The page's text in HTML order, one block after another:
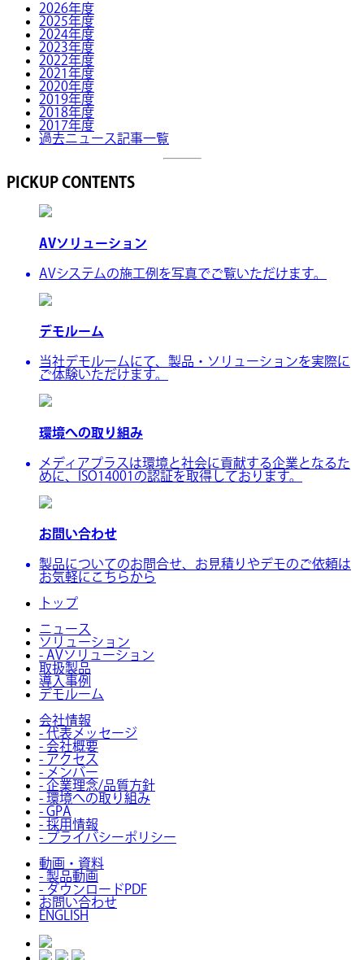
2026年度
2025年度
2024年度
2023年度
2022年度
2021年度
2020年度
2019年度
2018年度
2017年度
過去ニュース記事一覧
PICKUP CONTENTS
AVソリューション
AVシステムの施工例を写真でご覧いただけます。
デモルーム
当社デモルームにて、製品・ソリューションを実際に
ご体験いただけます。
環境への取り組み
メディアプラスは環境と社会に貢献する企業となるた
めに、ISO14001の認証を取得しております。
お問い合わせ
製品についてのお問合せ、お見積りやデモのご依頼は
お気軽にこちらから
トップ
ニュース
ソリューション
- AVソリューション
取扱製品
導入事例
デモルーム
会社情報
- 代表メッセージ
- 会社概要
- アクセス
- メンバー
- 企業理念/品質方針
- 環境への取り組み
- GPA
- 採用情報
- プライバシーポリシー
動画・資料
- 製品動画
- ダウンロードPDF
お問い合わせ
ENGLISH